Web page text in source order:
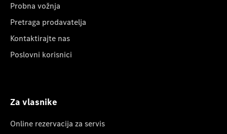
Probna vožnja
Pretraga prodavatelja
Kontaktirajte nas
Poslovni korisnici
Za vlasnike
Online rezervacija za servis